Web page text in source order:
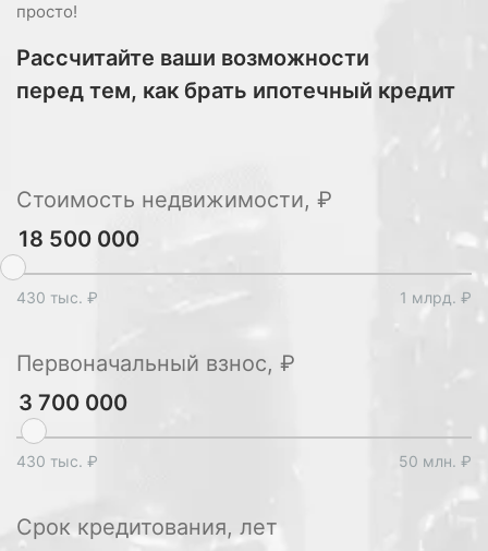
просто!
Рассчитайте ваши возможности
перед тем, как брать ипотечный кредит
Стоимость недвижимости, ₽
430 тыс. ₽ 1 млрд. ₽
Первоначальный взнос, ₽
430 тыс. ₽ 50 млн. ₽
Срок кредитования, лет